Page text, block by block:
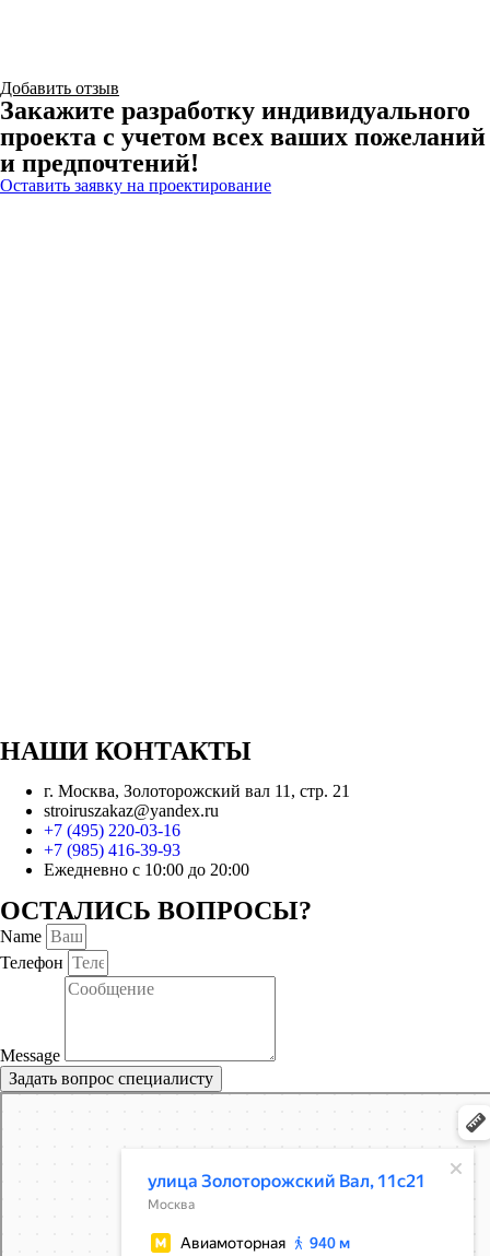
Добавить отзыв
Закажите разработку индивидуального
проекта с учетом всех ваших пожеланий
и предпочтений!
Оставить заявку на проектирование
НАШИ КОНТАКТЫ
г. Москва, Золоторожский вал 11, стр. 21
stroiruszakaz@yandex.ru
+7 (495) 220-03-16
+7 (985) 416-39-93
Ежедневно с 10:00 до 20:00
ОСТАЛИСЬ ВОПРОСЫ?
Name
Телефон
Message
Задать вопрос специалисту
Москва